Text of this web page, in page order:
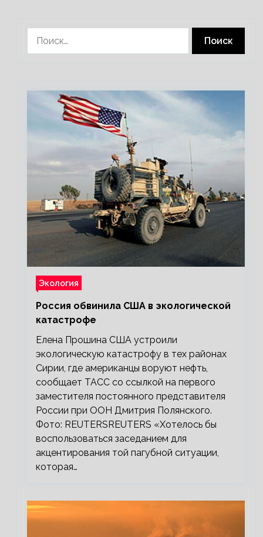
Экология
Россия обвинила США в экологической
катастрофе
Елена Прошина США устроили
экологическую катастрофу в тех районах
Сирии, где американцы воруют нефть,
сообщает ТАСС со ссылкой на первого
заместителя постоянного представителя
России при ООН Дмитрия Полянского.
Фото: REUTERSREUTERS «Хотелось бы
воспользоваться заседанием для
акцентирования той пагубной ситуации,
которая…